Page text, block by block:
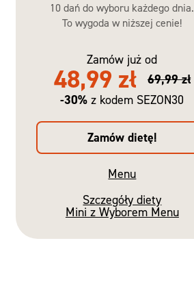
10 dań do wyboru każdego dnia.
To wygoda w niższej cenie!
Zamów już od
48,99 zł
69,99 zł
-30% z kodem SEZON30
Zamów dietę!
Menu
Szczegóły diety
Mini z Wyborem Menu